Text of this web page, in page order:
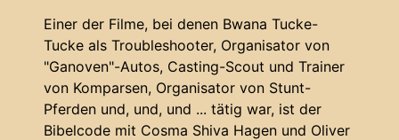
Einer der Filme, bei denen Bwana Tucke-
Tucke als Troubleshooter, Organisator von
"Ganoven"-Autos, Casting-Scout und Trainer
von Komparsen, Organisator von Stunt-
Pferden und, und, und ... tätig war, ist der
Bibelcode mit Cosma Shiva Hagen und Oliver